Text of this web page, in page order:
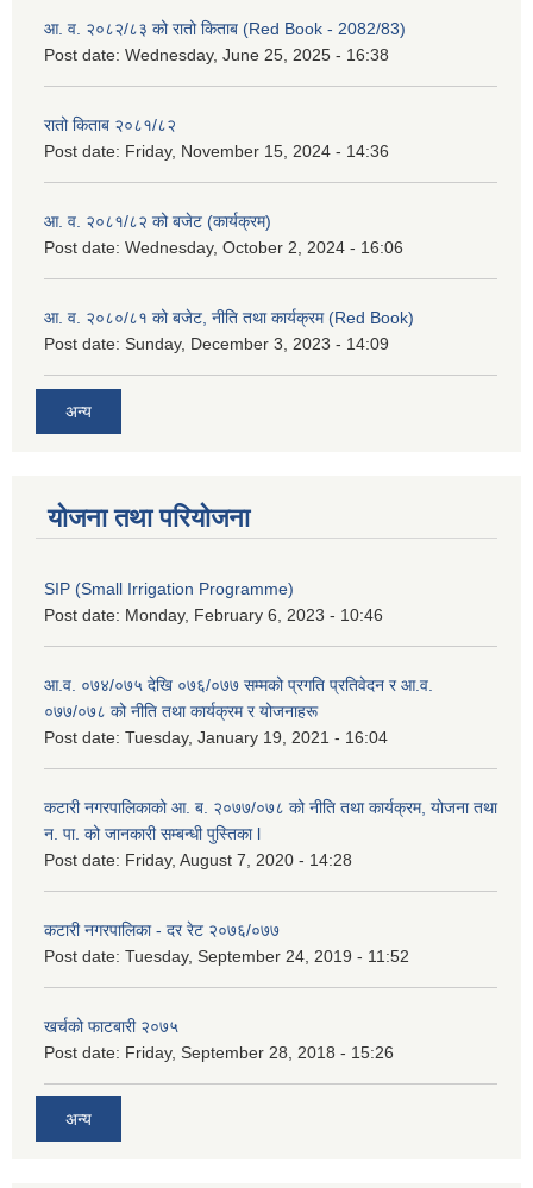
आ. व. २०८२/८३ को रातो किताब (Red Book - 2082/83)
Post date: Wednesday, June 25, 2025 - 16:38
रातो किताब २०८१/८२
Post date: Friday, November 15, 2024 - 14:36
आ. व. २०८१/८२ को बजेट (कार्यक्रम)
Post date: Wednesday, October 2, 2024 - 16:06
आ. व. २०८०/८१ को बजेट, नीति तथा कार्यक्रम (Red Book)
Post date: Sunday, December 3, 2023 - 14:09
अन्य
योजना तथा परियोजना
SIP (Small Irrigation Programme)
Post date: Monday, February 6, 2023 - 10:46
आ.व. ०७४/०७५ देखि ०७६/०७७ सम्मको प्रगति प्रतिवेदन र आ.व.
०७७/०७८ को नीति तथा कार्यक्रम र योजनाहरू
Post date: Tuesday, January 19, 2021 - 16:04
कटारी नगरपालिकाको आ. ब. २०७७/०७८ को नीति तथा कार्यक्रम, योजना तथा
न. पा. को जानकारी सम्बन्धी पुस्तिका l
Post date: Friday, August 7, 2020 - 14:28
कटारी नगरपालिका - दर रेट २०७६/०७७
Post date: Tuesday, September 24, 2019 - 11:52
खर्चको फाटबारी २०७५
Post date: Friday, September 28, 2018 - 15:26
अन्य